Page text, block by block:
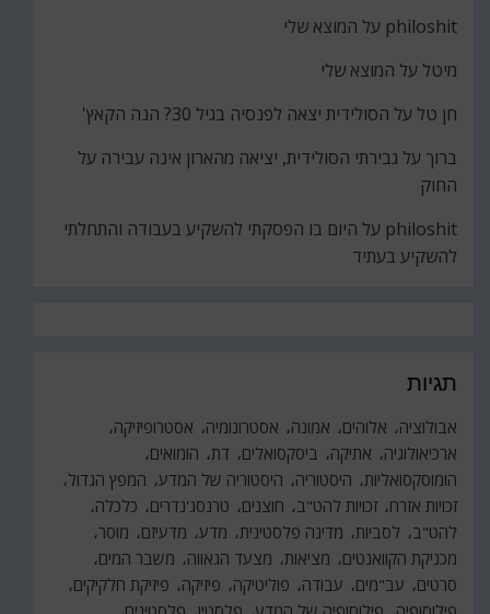
philoshit על המוצא שלי
מיטל על המוצא שלי
חן טל על הסולידית יצאה לפנסיה בגיל 30? הנה הקאץ'
ברוך על גבירתי הסולידית, יציאה מהארון אינה עבירה על
החוק
philoshit על היום בו הפסקתי להשקיע בעבודה והתחלתי
להשקיע בעתיד
תגיות
אבולוציה אלוהים אמונה אסטרונומיה
אסטרופיזיקה
ארכיאולוגיה
אתיקה ביסקסואלים דת הומואים
הומוסקסואליות היסטוריה היסטוריה של המדע המפץ הגדול
זכויות אזרח זכויות להט"ב חוצנים טרנסג'נדרים
כלכלה
להט"ב
לסביות מדינה פלסטינית מדע מדעיזם
מוסר
מכניקת הקוואנטים
מציאות מצעד הגאווה
משבר המים
סרטים
עב"מים עבודה פוליטיקה פיזיקה
פיזיקת חלקיקים